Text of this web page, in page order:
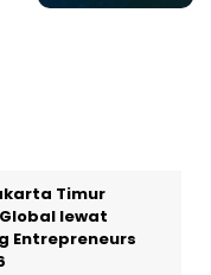
Timur
lewat
Entrepreneurs